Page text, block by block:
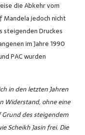
die Abkehr vom
jedoch nicht
steigenden Druckes
im Jahre 1990
PAC wurden
in den letzten Jahren
Widerstand, ohne eine
Grund des steigendem
Scheikh Jasin frei. Die